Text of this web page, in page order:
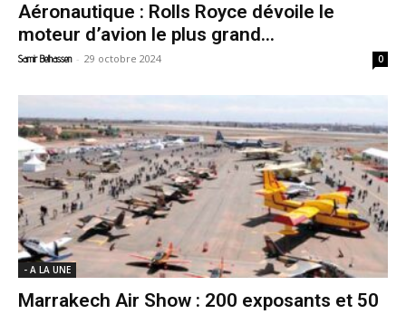
Aéronautique : Rolls Royce dévoile le
moteur d’avion le plus grand...
Samir Belhassen - 29 octobre 2024 0
- A LA UNE
Marrakech Air Show : 200 exposants et 50